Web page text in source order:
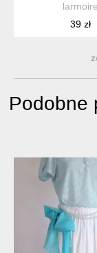
larmoire
39 zł
Podobne